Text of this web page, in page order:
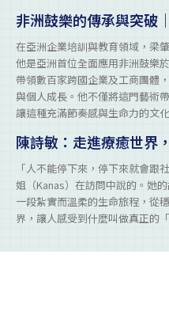
非洲鼓樂的傳承與突破
在亞洲企業培訓與教育領域，梁
他是亞洲首位全面應用非洲鼓樂
帶領數百家跨國企業及工商團體
與個人成長。他不僅將這門藝術
讓這種充滿節奏感與生命力的文
陳詩敏：走進療癒世界
「人不能停下來，停下來就會
姐（Kanas）在訪問中說的。她
一段紮實而溫柔的生命旅程，從
界，讓人感受到什麼叫做真正的